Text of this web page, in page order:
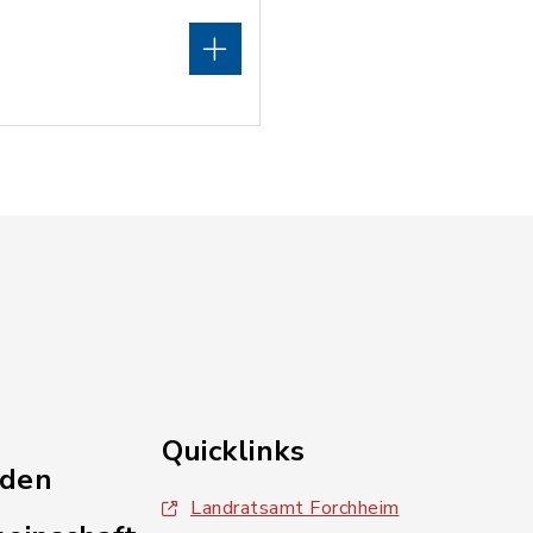
Quicklinks
Landratsamt Forchheim